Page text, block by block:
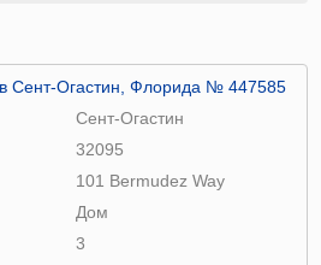
Сент-Огастин, Флорида № 447585
Сент-Огастин
32095
101 Bermudez Way
Дом
3